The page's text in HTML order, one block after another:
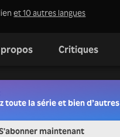
et 10 autres langues
Critiques
toute la série et bien d’autres
maintenant